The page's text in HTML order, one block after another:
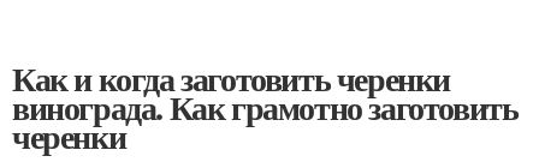
Как и когда заготовить черенки
винограда. Как грамотно заготовить
черенки